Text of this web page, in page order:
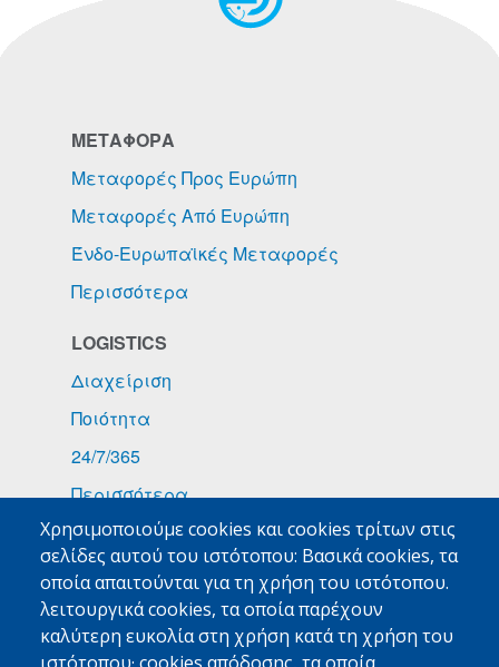
Χρησιμοποιούμε cookies και cookies τρίτων στις
σελίδες αυτού του ιστότοπου: Βασικά cookies, τα
οποία απαιτούνται για τη χρήση του ιστότοπου.
λειτουργικά cookies, τα οποία παρέχουν
καλύτερη ευκολία στη χρήση κατά τη χρήση του
ΜΕΤΑΦΟΡΑ
Μεταφορές Προς Ευρώπη
Μεταφορές Από Ευρώπη
Ένδο-Ευρωπαϊκές Μεταφορές
Περισσότερα
LOGISTICS
Διαχείριση
Ποιότητα
24/7/365
Περισσότερα
ΕΙΔΙΚΑ ΦΟΡΤΙΑ
Φάρμακα
Τροφοδοσίες Πλοίων
Εμπορεύματα Υψηλής Αξίας